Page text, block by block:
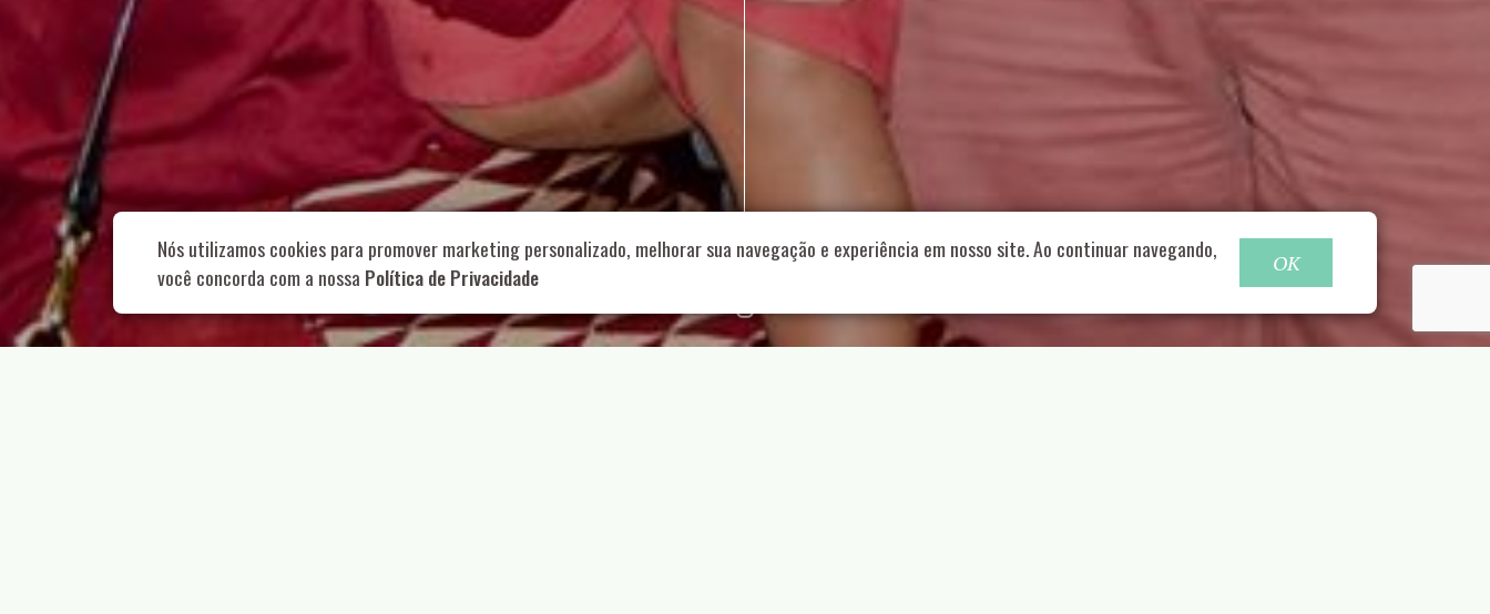
Rua Aurélia, 1714 – Vila Romana, São Paulo – SP 55 11 99178-5848 contato@nucleofood.com
Role para continar
Nós utilizamos cookies para promover marketing personalizado, melhorar sua navegação e experiência em nosso site. Ao continuar navegando,
você concorda com a nossa Política de Privacidade OK